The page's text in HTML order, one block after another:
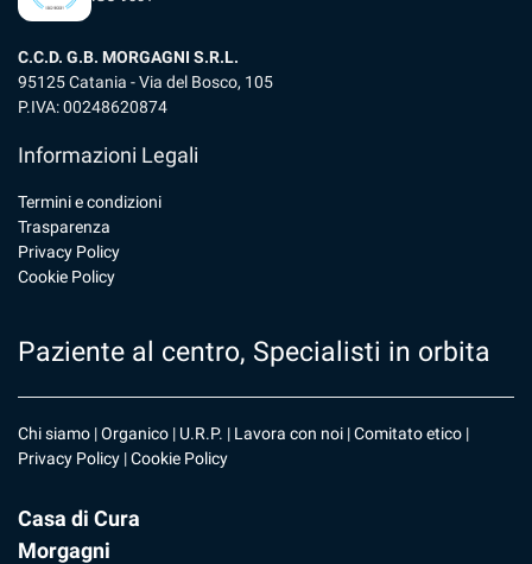
C.C.D. G.B. MORGAGNI S.R.L.
95125 Catania - Via del Bosco, 105
P.IVA: 00248620874
Informazioni Legali
Termini e condizioni
Trasparenza
Privacy Policy
Cookie Policy
Paziente al centro, Specialisti in orbita
Chi siamo |Organico | U.R.P. | Lavora con noi |Comitato etico |
Privacy Policy |Cookie Policy
Casa di Cura
Morgagni